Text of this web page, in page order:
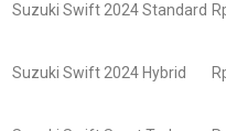
Suzuki Swift 2024 Standard
Suzuki Swift 2024 Hybrid